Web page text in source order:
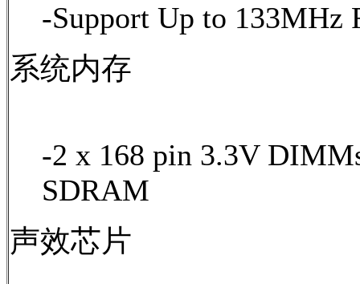
-Support Up to 133MHz
系统内存
-2 x 168 pin 3.3V
SDRAM
声效芯片